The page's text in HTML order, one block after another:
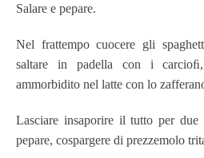
Salare e pepare.
Nel frattempo cuocere gli
saltare in padella con i
ammorbidito nel latte con lo
Lasciare insaporire il tutto per
pepare, cospargere di prezzemolo